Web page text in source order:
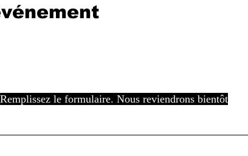
Remplissez le formulaire. Nous reviendrons bientôt